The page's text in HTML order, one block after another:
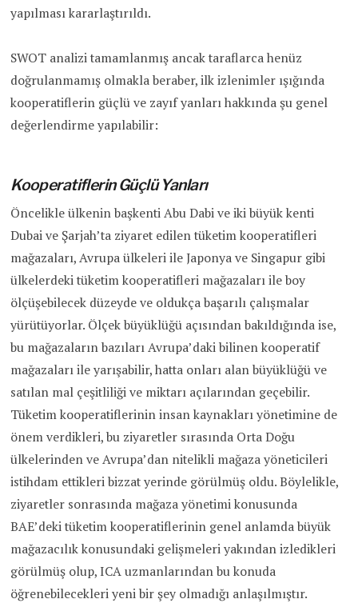
yapılması kararlaştırıldı.
SWOT analizi tamamlanmış ancak taraflarca henüz
doğrulanmamış olmakla beraber, ilk izlenimler ışığında
kooperatiflerin güçlü ve zayıf yanları hakkında şu genel
değerlendirme yapılabilir:
Kooperatiflerin Güçlü Yanları
Öncelikle ülkenin başkenti Abu Dabi ve iki büyük kenti
Dubai ve Şarjah’ta ziyaret edilen tüketim kooperatifleri
mağazaları, Avrupa ülkeleri ile Japonya ve Singapur gibi
ülkelerdeki tüketim kooperatifleri mağazaları ile boy
ölçüşebilecek düzeyde ve oldukça başarılı çalışmalar
yürütüyorlar. Ölçek büyüklüğü açısından bakıldığında ise,
bu mağazaların bazıları Avrupa’daki bilinen kooperatif
mağazaları ile yarışabilir, hatta onları alan büyüklüğü ve
satılan mal çeşitliliği ve miktarı açılarından geçebilir.
Tüketim kooperatiflerinin insan kaynakları yönetimine de
önem verdikleri, bu ziyaretler sırasında Orta Doğu
ülkelerinden ve Avrupa’dan nitelikli mağaza yöneticileri
istihdam ettikleri bizzat yerinde görülmüş oldu. Böylelikle,
ziyaretler sonrasında mağaza yönetimi konusunda
BAE’deki tüketim kooperatiflerinin genel anlamda büyük
mağazacılık konusundaki gelişmeleri yakından izledikleri
görülmüş olup, ICA uzmanlarından bu konuda
öğrenebilecekleri yeni bir şey olmadığı anlaşılmıştır.